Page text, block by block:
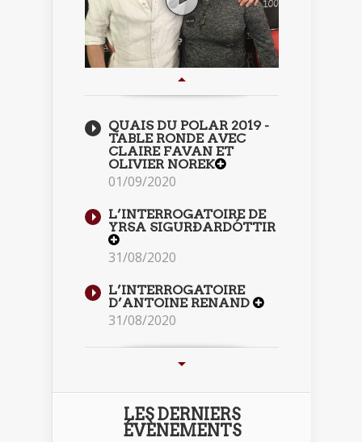
QUAIS DU POLAR 2019 -
TABLE RONDE AVEC
CLAIRE FAVAN ET
OLIVIER NOREK
01/09/2020
L’INTERROGATOIRE DE
YRSA SIGURÐARDÓTTIR
31/08/2020
L’INTERROGATOIRE
D’ANTOINE RENAND
31/08/2020
LES DERNIERS
ÉVÈNEMENTS